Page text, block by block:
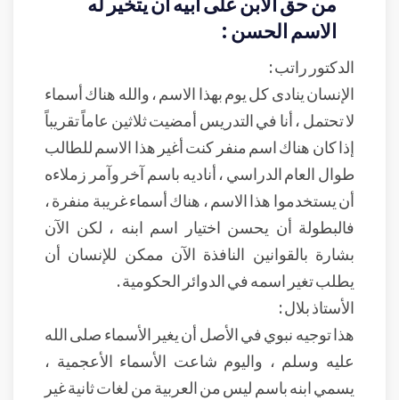
الاسم الحسن :
الدكتور راتب :
الإنسان ينادى كل يوم بهذا الاسم ، والله هناك أسماء
لا تحتمل ، أنا في التدريس أمضيت ثلاثين عاماً تقريباً
إذا كان هناك اسم منفر كنت أغير هذا الاسم للطالب
طوال العام الدراسي ، أناديه باسم آخر وآمر زملاءه
أن يستخدموا هذا الاسم ، هناك أسماء غريبة منفرة ،
فالبطولة أن يحسن اختيار اسم ابنه ، لكن الآن
بشارة بالقوانين النافذة الآن ممكن للإنسان أن
يطلب تغير اسمه في الدوائر الحكومية .
الأستاذ بلال :
هذا توجيه نبوي في الأصل أن يغير الأسماء صلى الله
عليه وسلم ، واليوم شاعت الأسماء الأعجمية ،
يسمي ابنه باسم ليس من العربية من لغات ثانية غير